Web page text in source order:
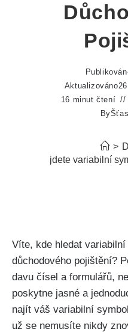
Aktualizováno
16 minut čtení
By
>
Kde najdete variabilní
Víte, kde hledat
důchodového pojištění?
davu čísel a formulářů,
poskytne jasné a
najít váš variabilní
už se nemusíte nikdy